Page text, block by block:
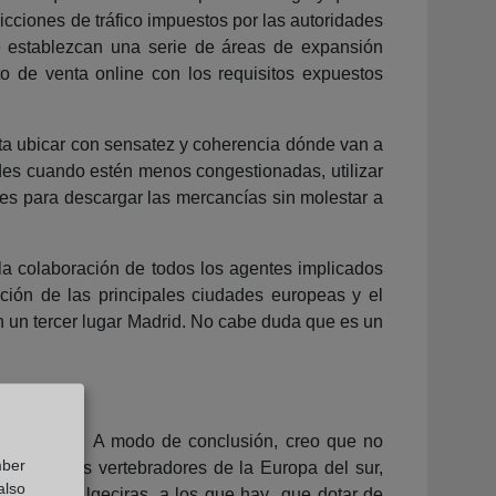
de tráfico impuestos por las autoridades
una serie de áreas de expansión
de venta online con los requisitos expuestos
ubicar con sensatez y coherencia dónde van a
cuando estén menos congestionadas, utilizar
para descargar las mercancías sin molestar a
colaboración de todos los agentes implicados
de las principales ciudades europeas y el
tercer lugar Madrid. No cabe duda que es un
A modo de conclusión, creo que no
de ejes vertebradores de la Europa del sur,